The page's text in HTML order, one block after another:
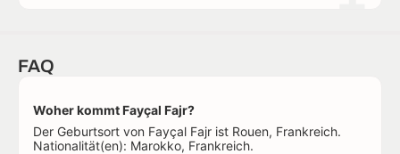
FAQ
Woher kommt Fayçal Fajr?
Der Geburtsort von Fayçal Fajr ist Rouen, Frankreich.
Nationalität(en): Marokko, Frankreich.